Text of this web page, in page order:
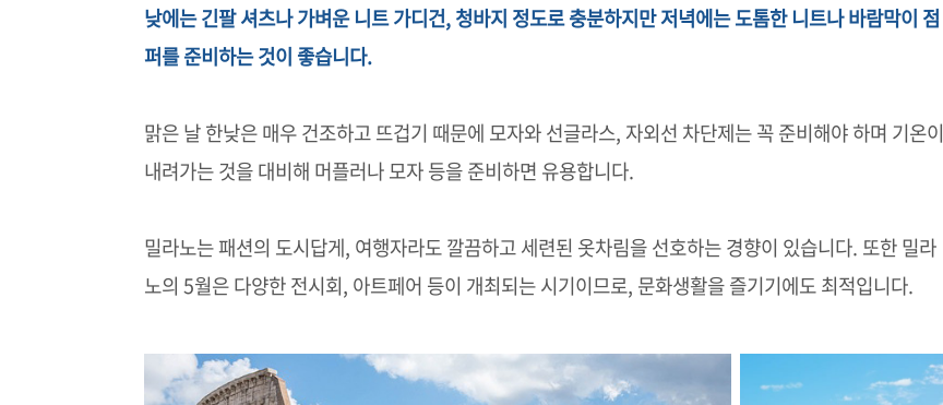
낮에는 긴팔 셔츠나 가벼운 니트 가디건, 청바지 정도로 충분하지만 저녁에는 도톰한 니트나 바람막이 점
퍼를 준비하는 것이 좋습니다.
맑은 날 한낮은 매우 건조하고 뜨겁기 때문에 모자와 선글라스, 자외선 차단제는 꼭 준비해야 하며 기온이
내려가는 것을 대비해 머플러나 모자 등을 준비하면 유용합니다.
밀라노는 패션의 도시답게, 여행자라도 깔끔하고 세련된 옷차림을 선호하는 경향이 있습니다. 또한 밀라
노의 5월은 다양한 전시회, 아트페어 등이 개최되는 시기이므로, 문화생활을 즐기기에도 최적입니다.